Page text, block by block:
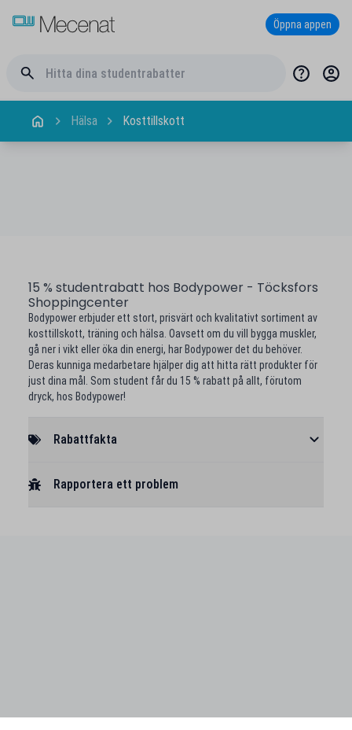
Öppna appen
Hälsa Kosttillskott
15 % studentrabatt hos Bodypower - Töcksfors
Shoppingcenter
Bodypower erbjuder ett stort, prisvärt och kvalitativt sortiment av
kosttillskott, träning och hälsa. Oavsett om du vill bygga muskler,
gå ner i vikt eller öka din energi, har Bodypower det du behöver.
Deras kunniga medarbetare hjälper dig att hitta rätt produkter för
just dina mål. Som student får du 15 % rabatt på allt, förutom
dryck, hos Bodypower!
Rabattfakta
Rapportera ett problem